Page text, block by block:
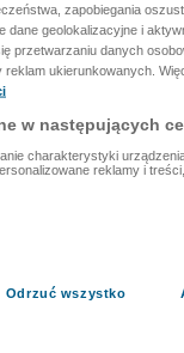
zapobiegania
dane geolokalizacyjne i
przetwarzaniu danych
ukierunkowanych.
w następujących
charakterystyki
reklamy i
Odrzuć wszystko